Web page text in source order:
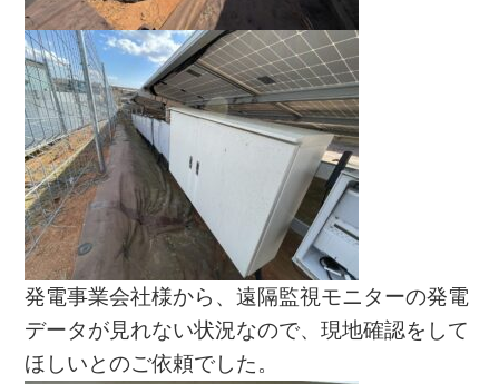
発電事業会社様から、遠隔監視モニターの発電
データが見れない状況なので、現地確認をして
ほしいとのご依頼でした。